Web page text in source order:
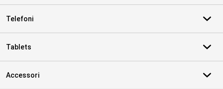
Telefoni
Tablets
Accessori